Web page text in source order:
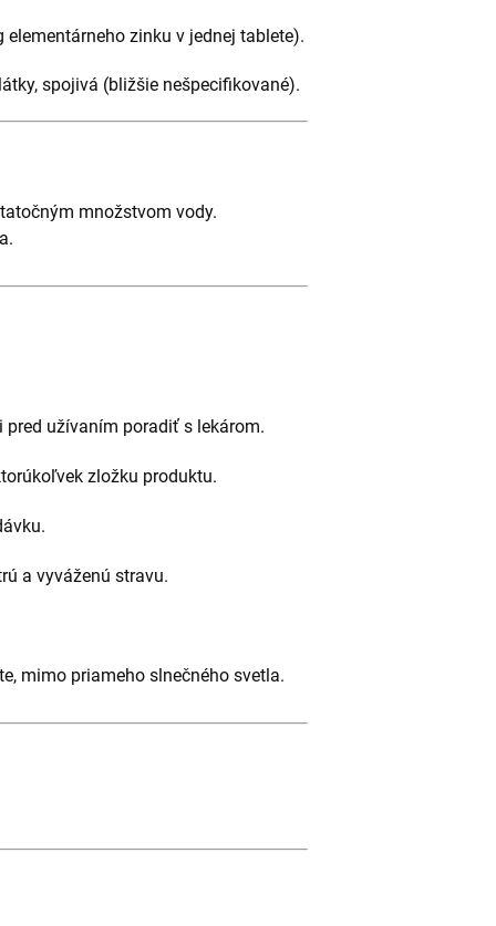
zinku v jednej tablete).
spojivá (bližšie nešpecifikované).
množstvom vody.
užívaním poradiť s lekárom.
zložku produktu.
a vyváženú stravu.
mimo priameho slnečného svetla.